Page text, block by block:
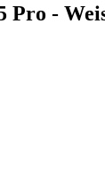
Pro -